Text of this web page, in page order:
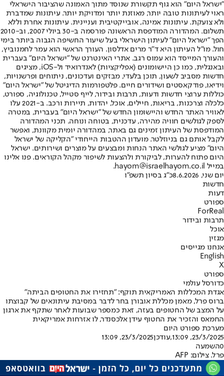
"ישראל היום" הוא גוף תקשורת שנוסד מתוך האמונה שהציבור הישראלי
ראוי לעיתונות טובה יותר, מאוזנת יותר ומדויקת יותר. עיתונות שמדברת
ולא צועקת. עיתונות אמינה, אובייקטיבית ועניינית. עיתונות אחרת וללא
תשלום. המהדורה המודפסת הראשונה פורסמה ב-30 ביולי 2007, וב-2010
הפך "ישראל היום" לעיתון הישראלי בעל שיעור החשיפה הגבוה ביותר בימי
חול. מו"ל העיתון היא ד"ר מרים אדלסון. העורך הראשי הוא עמר לחמנוביץ,
והעורך המייסד הוא עמוס רגב. אתרי האינטרנט של "ישראל היום" בעברית
ובאנגלית, כמו כן היישומונים (אפליקציות) לאנדרואיד ול-iOS, מציגים
חדשות מסביב לשעון, תוכן בלעדי, מבזקים ועדכונים, ניתוחים ופרשנויות,
וידיאו, פודקאסטים ושידורים חיים. פלטפורמות הדיגיטל של "ישראל היום"
כוללות ערוצי חדשות ודעות, תרבות ובידור, לייף סטייל, טכנולוגיה, ספורט,
כלכלה וצרכנות, בריאות, חיילים, אוכל, יהדות, תיירות ורכב. ב-2021 עלו
לאוויר האתר החדש והיישומון החדש של "ישראל היום" בעברית, במטרה
לספק לגולשים חוויה מהירה, עדכנית, בטוחה ונוחה. תכני המהדורה
המודפסת של העיתון זמינים גם באתר, במהדורה יומית מקוונת, ואפשר
לקבל אותם גם בניוזלטר. מועדון ההטבות הייחודי "הקליקה של ישראל
היום" מציע לגולשי האתר הנחות ומבצעים על מוצרים ושירותים. ישראל
היום פתוח להערות, לביקורת ולהצעות לשיפור מקהל הקוראים. פנו אלינו
במייל hayom@israelhayom.co.il.
יום שני, 8.6.2026
כ"ג בסיון תשפ"ו
חדשות
דעות
ספורט
ForReal
תרבות ובידור
אוכל
מגזין
אנחנו מגייסים
English
X
ספורט
כדורסל עולמי
אגדת המכללות האמריקאית תוקף: "תחזירו את החטופים הביתה"
ברוס פרל, מאמן מכללת אובורן בחר לדבר במסיבת עיתונאים של קבוצתו
על המצב של החטופים בעזה, זאת כמספר שבועות לאחר שתקף את ארגון
החמאס והזכיר את החטוף עידן אלכסנדר, לו אזרחות אמריקאית
מערכת ספורט היום
23/3/2025, 13:09
,עודכן23/3/2025, 13:09
0השמעה
פרל. צילום: AFP